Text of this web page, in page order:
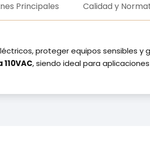
Principales Calidad y
proteger equipos sensibles y
110VAC, siendo ideal para aplicaciones